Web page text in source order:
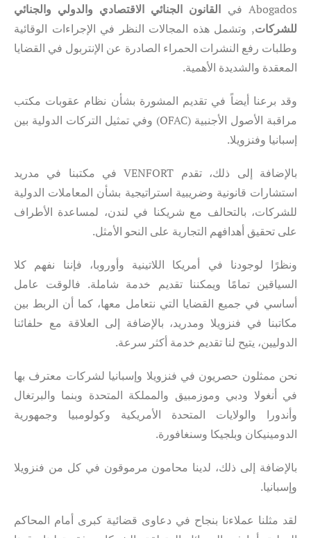
Abogados في
القانون الجنائي الاقتصادي والدولي والجنائي
للشركات, وتشمل هذه المجالات النظر في الإجراءات الوقائية
وطلبات رفع النشرات الحمراء الصادرة عن الإنتربول في القضايا
المعقدة والشديدة الأهمية.
وقد برعنا أيضاً في تقديم المشورة بشأن نظام عقوبات مكتب
مراقبة الأصول الأجنبية (OFAC) وفي تمثيل التركات الدولية بين
إسبانيا وفنزويلا.
بالإضافة إلى ذلك، تقدم VENFORT في مكتبنا في مدريد
استشارات قانونية وضريبية استراتيجية بشأن المعاملات الدولية
للشركات، بالتحالف مع شريكنا في لندن، لمساعدة الأطراف
على تحقيق أهدافهم التجارية على النحو الأمثل.
ونظرًا لوجودنا في أمريكا اللاتينية وأوروبا، فإننا نفهم كلا
السياقين تمامًا ويمكننا تقديم خدمة شاملة. فالوقت عامل
أساسي في جميع القضايا التي نتعامل معها، كما أن الربط بين
مكاتبنا في فنزويلا ومدريد، بالإضافة إلى العلاقة مع حلفائنا
الدوليين، يتيح لنا تقديم خدمة أكثر سرعة.
نحن ممثلون حصريون في فنزويلا وإسبانيا لشركات معترف بها
في أنغولا ودبي وموزمبيق والمملكة المتحدة وبنما والبرتغال
وأندورا والولايات المتحدة الأمريكية وكولومبيا وجمهورية
الدومينيكان وبلجيكا وسنغافورة.
بالإضافة إلى ذلك، لدينا محامون مرموقون في كل من فنزويلا
وإسبانيا.
لقد مثلنا عملاءنا بنجاح في دعاوى قضائية كبرى أمام المحاكم